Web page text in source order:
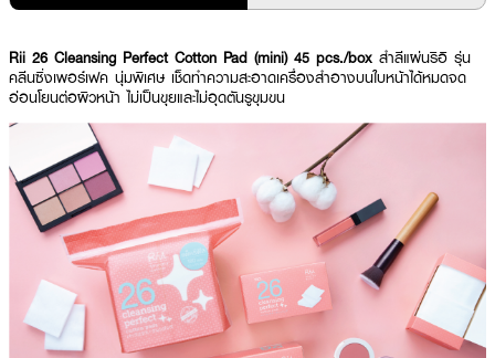
Rii 26 Cleansing Perfect Cotton Pad (mini) 45 pcs./box สำลีแผ่นริอิ รุ่น
คลีนซิ่งเพอร์เฟค นุ่มพิเศษ เช็ดทำความสะอาดเครื่องสำอางบนใบหน้าได้หมดจด
อ่อนโยนต่อผิวหน้า ไม่เป็นขุยและไม่อุดตันรูขุมขน